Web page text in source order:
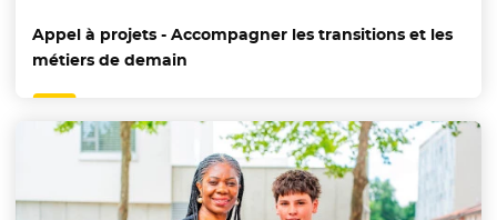
Appel à projets - Accompagner les transitions et les
métiers de demain